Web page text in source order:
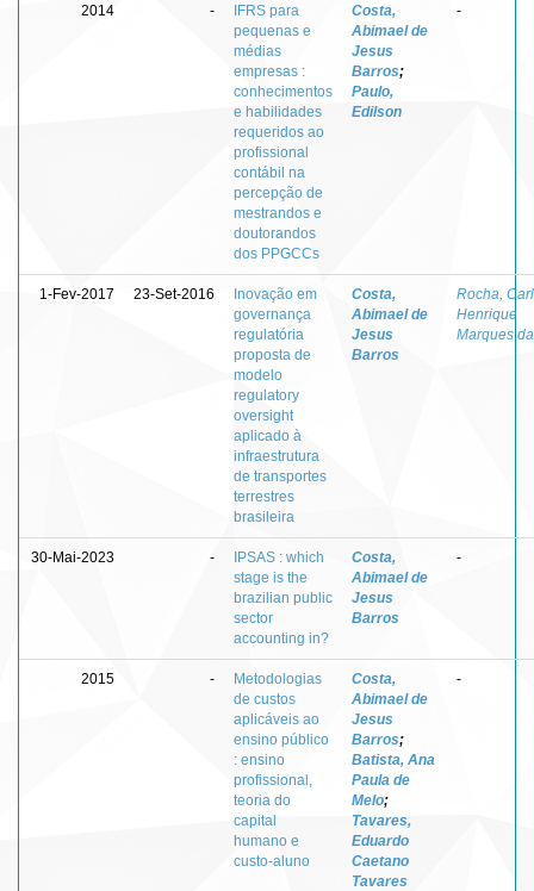
2014 -
IFRS para
pequenas e
médias
empresas :
conhecimentos
e habilidades
requeridos ao
profissional
contábil na
percepção de
mestrandos e
doutorandos
dos PPGCCs
Costa,
Abimael de
Jesus
Barros;
Paulo,
Edilson
-
1-Fev-2017 23-Set-2016
Inovação em
governança
regulatória
proposta de
modelo
regulatory
oversight
aplicado à
infraestrutura
de transportes
terrestres
brasileira
Costa,
Abimael de
Jesus
Barros
Rocha,
Henrique
Marques da
30-Mai-2023 -
IPSAS : which
stage is the
brazilian public
sector
accounting in?
Costa,
Abimael de
Jesus
Barros
-
2015 -
Metodologias
de custos
aplicáveis ao
ensino público
: ensino
profissional,
teoria do
capital
humano e
custo-aluno
Costa,
Abimael de
Jesus
Barros;
Batista, Ana
Paula de
Melo;
Tavares,
Eduardo
Caetano
Tavares
-